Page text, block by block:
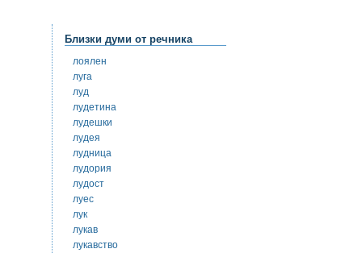
Близки думи от речника
лоялен
луга
луд
лудетина
лудешки
лудея
лудница
лудория
лудост
луес
лук
лукав
лукавство